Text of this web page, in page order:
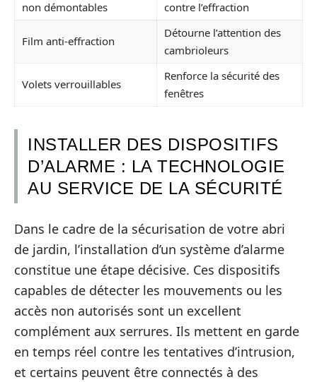
non démontables contre l’effraction
Film anti-effraction
Détourne l’attention des
cambrioleurs
Volets verrouillables
Renforce la sécurité des
fenêtres
INSTALLER DES DISPOSITIFS
D’ALARME : LA TECHNOLOGIE
AU SERVICE DE LA SÉCURITÉ
Dans le cadre de la sécurisation de votre abri
de jardin, l’installation d’un système d’alarme
constitue une étape décisive. Ces dispositifs
capables de détecter les mouvements ou les
accès non autorisés sont un excellent
complément aux serrures. Ils mettent en garde
en temps réel contre les tentatives d’intrusion,
et certains peuvent être connectés à des